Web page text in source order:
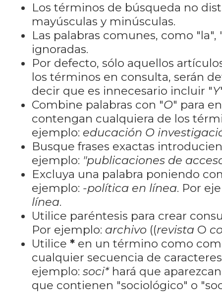
Los términos de búsqueda no
mayúsculas y minúsculas.
Las palabras comunes, como "la",
ignoradas.
Por defecto, sólo aquellos
los términos en consulta, serán
decir que es innecesario incluir "Y
Combine palabras con "O" para
contengan cualquiera de los
ejemplo: educación O
Busque frases exactas
ejemplo: "publicaciones de
Excluya una palabra poniendo
ejemplo: -política en línea. Por
línea.
Utilice paréntesis para crear
Por ejemplo: archivo ((revista O
Utilice *en un término como
cualquier secuencia de
ejemplo: soci*hará que
que contienen "sociológico" o